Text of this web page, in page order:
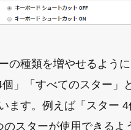
の種類を増やせるよう
」「すべてのスター」
ます。例えば「スター 4
のスターが使用できるよ